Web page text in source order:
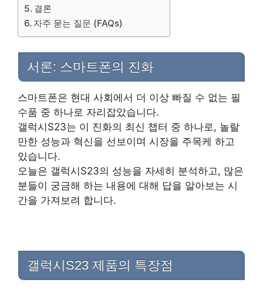
결론
자주 묻는 질문 (FAQs)
서론: 스마트폰의 진화
스마트폰은 현대 사회에서 더 이상 빠질 수 없는 필
수품 중 하나로 자리잡았습니다.
갤럭시S23는 이 진화의 최신 챕터 중 하나로, 놀랄
만한 성능과 혁신을 선보이며 시장을 주목케 하고
있습니다.
오늘은 갤럭시S23의 성능을 자세히 분석하고, 많은
분들이 궁금해 하는 내용에 대해 답을 알아보는 시
간을 가져보려 합니다.
갤럭시S23 제품의 특장점